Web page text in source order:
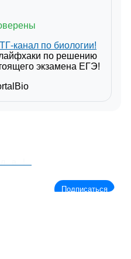
канал по биологии!
по решению
экзамена ЕГЭ!
Подписаться